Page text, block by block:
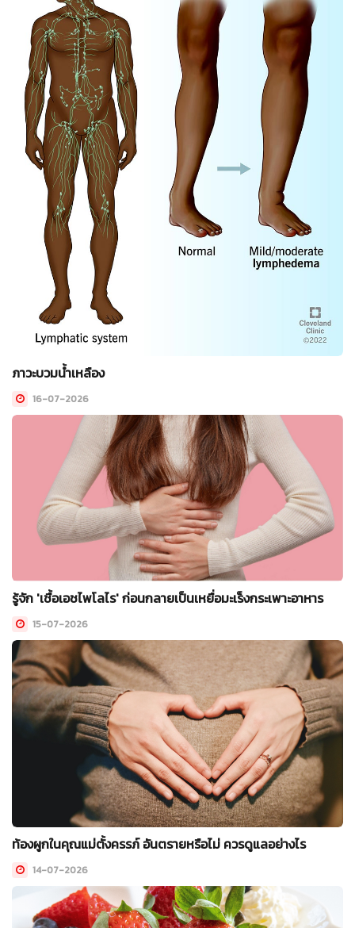
ภาวะบวมน้ำเหลือง
16-07-2026
รู้จัก 'เชื้อเอชไพโลไร' ก่อนกลายเป็นเหยื่อมะเร็งกระเพาะอาหาร
15-07-2026
ท้องผูกในคุณแม่ตั้งครรภ์ อันตรายหรือไม่ ควรดูแลอย่างไร
14-07-2026